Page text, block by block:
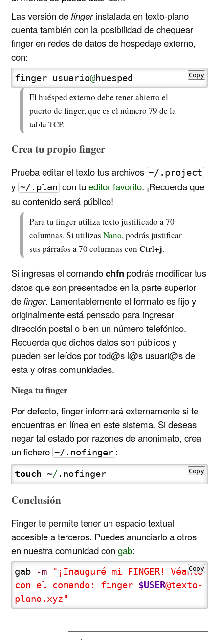
Las versión de fingerinstalada en texto-plano
cuenta también con la posibilidad de chequear
finger en redes de datos de hospedaje externo,
con:
finger usuario@huesped Copy
El huésped externo debe tener abierto el
puerto de finger, que es el número 79 de la
tabla TCP.
Crea tu propio finger
Prueba editar el texto tus archivos~/.project
y~/.plan con tu editor favorito. ¡Recuerda que
su contenido será público!
Para tu finger utiliza texto justificado a 70
columnas. Si utilizasNano, podrás justificar
sus párrafos a 70 columnas con Ctrl+j.
Si ingresas el comandochfn podrás modificar tus
datos que son presentados en la parte superior
de finger. Lamentablemente el formato es fijo y
originalmente está pensado para ingresar
dirección postal o bien un número telefónico.
Recuerda que dichos datos son públicos y
pueden ser leídos por tod@s l@s usuari@s de
esta y otras comunidades.
Niega tu finger
Por defecto, finger informará externamente si te
encuentras en línea en este sistema. Si deseas
negar tal estado por razones de anonimato, crea
un fichero~/.nofinger:
touch ~/ .nofinger Copy
Conclusión
Finger te permite tener un espacio textual
accesible a terceros. Puedes anunciarlo a otros
en nuestra comunidad congab:
gab -m
"¡Inauguré mi FINGER! Véanlo
con el comando: finger $USER@texto-
plano.xyz"
Copy